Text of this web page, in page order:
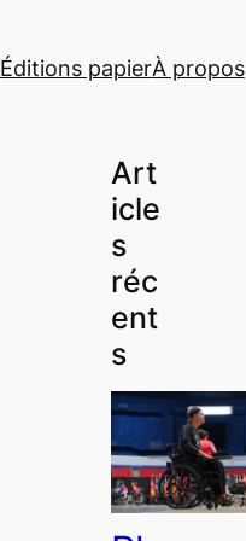
Éditions papierÀ propos
Art
icle
s
réc
ent
s